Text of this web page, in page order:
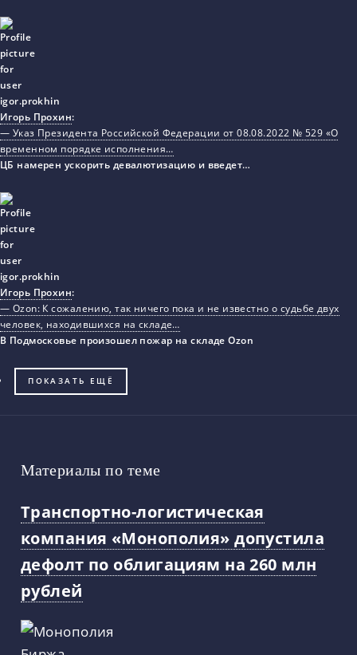
Игорь Прохин:
— Указ Президента Российской Федерации от 08.08.2022 № 529 «О
временном порядке исполнения…
ЦБ намерен ускорить девалютизацию и введет…
Игорь Прохин:
— Ozon: К сожалению, так ничего пока и не известно о судьбе двух
человек, находившихся на складе…
В Подмосковье произошел пожар на складе Ozon
ПОКАЗАТЬ ЕЩЁ
Материалы по теме
Транспортно-логистическая
компания «Монополия» допустила
дефолт по облигациям на 260 млн
рублей